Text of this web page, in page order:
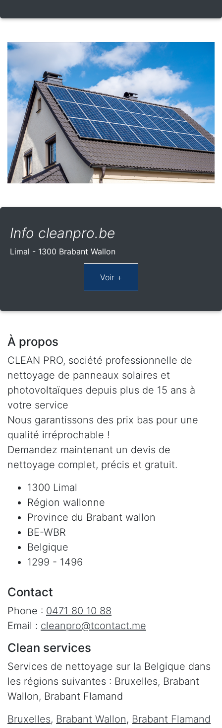
Info cleanpro.be
Limal - 1300 Brabant Wallon
À propos
CLEAN PRO, société professionnelle de
nettoyage de panneaux solaires et
photovoltaïques depuis plus de 15 ans à
votre service
Nous garantissons des prix bas pour une
qualité irréprochable !
Demandez maintenant un devis de
nettoyage complet, précis et gratuit.
1300 Limal
Région wallonne
Province du Brabant wallon
BE-WBR
Belgique
1299 - 1496
Contact
Phone : 0471 80 10 88
Email : cleanpro@tcontact.me
Clean services
Services de nettoyage sur la Belgique dans
les régions suivantes : Bruxelles, Brabant
Wallon, Brabant Flamand
Bruxelles, Brabant Wallon, Brabant Flamand